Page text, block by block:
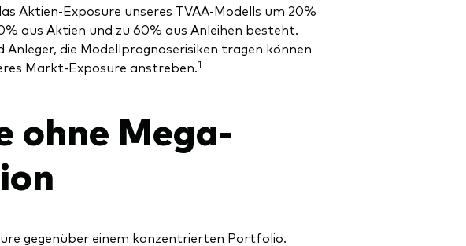
Aktien-Exposure unseres TVAA-Modells um 20%
aus Aktien und zu 60% aus Anleihen besteht.
die Modellprognoserisiken tragen können
Markt-Exposure anstreben.1
ohne Mega-
gegenüber einem konzentrierten Portfolio.